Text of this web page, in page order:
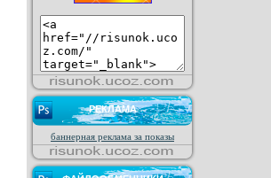
РЕКЛАМА
баннерная реклама за показы